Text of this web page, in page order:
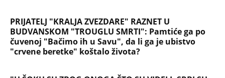
PRIJATELJ "KRALJA ZVEZDARE" RAZNET U
BUDVANSKOM "TROUGLU SMRTI": Pamtiće ga po
čuvenoj "Bačimo ih u Savu", da li ga je ubistvo
"crvene beretke" koštalo života?